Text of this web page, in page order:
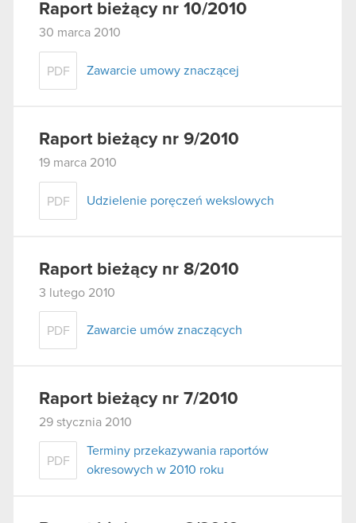
Raport bieżący nr 10/2010
30 marca 2010
PDF Zawarcie umowy znaczącej
Raport bieżący nr 9/2010
19 marca 2010
PDF Udzielenie poręczeń wekslowych
Raport bieżący nr 8/2010
3 lutego 2010
PDF Zawarcie umów znaczących
Raport bieżący nr 7/2010
29 stycznia 2010
PDF
Terminy przekazywania raportów
okresowych w 2010 roku